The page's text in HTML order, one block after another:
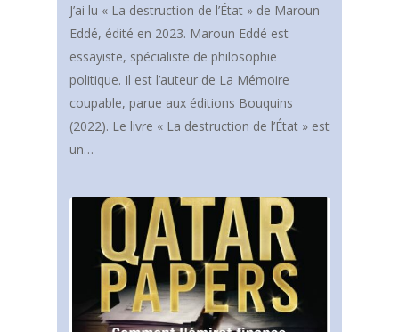
J’ai lu « La destruction de l’État » de Maroun
Eddé, édité en 2023. Maroun Eddé est
essayiste, spécialiste de philosophie
politique. Il est l’auteur de La Mémoire
coupable, parue aux éditions Bouquins
(2022). Le livre « La destruction de l’État » est
un…